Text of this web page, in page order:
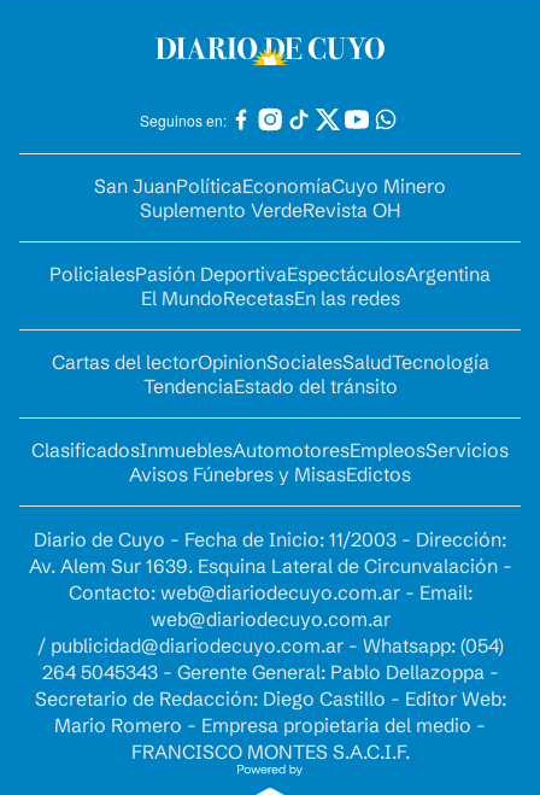
Seguinos en:
San JuanPolíticaEconomíaCuyo Minero
Suplemento VerdeRevista OH
PolicialesPasión DeportivaEspectáculosArgentina
El MundoRecetasEn las redes
Cartas del lectorOpinionSocialesSaludTecnología
TendenciaEstado del tránsito
ClasificadosInmueblesAutomotoresEmpleosServicios
Avisos Fúnebres y MisasEdictos
Diario de Cuyo - Fecha de Inicio: 11/2003 - Dirección:
Av. Alem Sur 1639. Esquina Lateral de Circunvalación -
Contacto: web@diariodecuyo.com.ar- Email:
web@diariodecuyo.com.ar
/ publicidad@diariodecuyo.com.ar- Whatsapp: (054)
264 5045343 - Gerente General: Pablo Dellazoppa -
Secretario de Redacción: Diego Castillo - Editor Web:
Mario Romero - Empresa propietaria del medio -
FRANCISCO MONTES S.A.C.I.F.